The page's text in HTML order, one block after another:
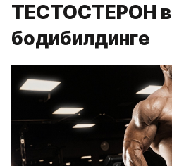
ТЕСТОСТЕРОН в
бодибилдинге